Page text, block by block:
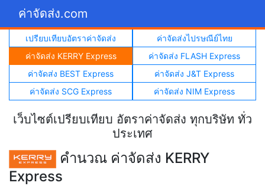
ค่าจัดส่ง.com
เปรียบเทียบอัตราค่าจัดส่ง
ค่าจัดส่งไปรษณีย์ไทย
ค่าจัดส่ง KERRY Express
ค่าจัดส่ง FLASH Express
ค่าจัดส่ง BEST Express
ค่าจัดส่ง J&T Express
ค่าจัดส่ง SCG Express
ค่าจัดส่ง NIM Express
เว็บไซต์เปรียบเทียบ อัตราค่าจัดส่ง ทุกบริษัท ทั่ว
ประเทศ
คำนวณ ค่าจัดส่ง KERRY
Express